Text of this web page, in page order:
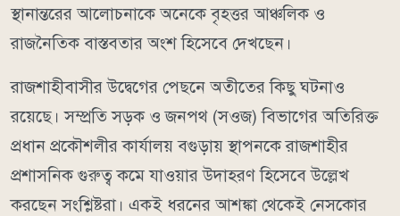
স্থানান্তরের আলোচনাকে অনেকে বৃহত্তর আঞ্চলিক ও
রাজনৈতিক বাস্তবতার অংশ হিসেবে দেখছেন।
রাজশাহীবাসীর উদ্বেগের পেছনে অতীতের কিছু ঘটনাও
রয়েছে। সম্প্রতি সড়ক ও জনপথ (সওজ) বিভাগের অতিরিক্ত
প্রধান প্রকৌশলীর কার্যালয় বগুড়ায় স্থাপনকে রাজশাহীর
প্রশাসনিক গুরুত্ব কমে যাওয়ার উদাহরণ হিসেবে উল্লেখ
করছেন সংশ্লিষ্টরা। একই ধরনের আশঙ্কা থেকেই নেসকোর